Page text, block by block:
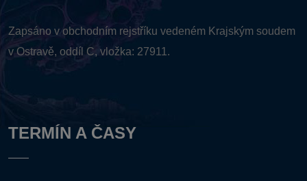
Zapsáno v obchodním rejstříku vedeném Krajským soudem
v Ostravě, oddíl C, vložka: 27911.
TERMÍN A ČASY